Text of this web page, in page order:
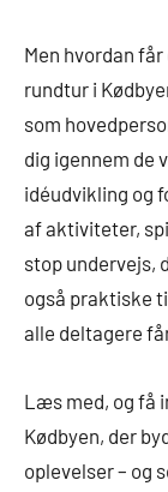
Men hvordan
rundtur i
som
dig igennem de
idéudvikling og
af aktiviteter,
stop undervejs,
også praktiske
alle deltagere
Læs med, og få
Kødbyen, der
oplevelser – og